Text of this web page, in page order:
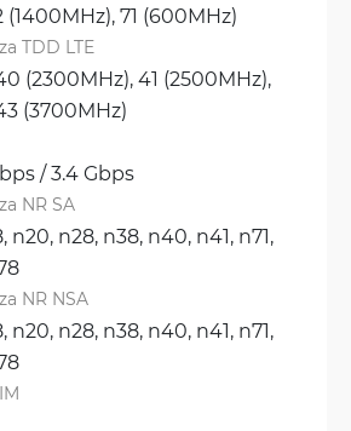
(1400MHz), 71 (600MHz)
TDD LTE
(2300MHz), 41 (2500MHz),
(3700MHz)
/ 3.4 Gbps
NR SA
n20, n28, n38, n40, n41, n71,
NR NSA
n20, n28, n38, n40, n41, n71,